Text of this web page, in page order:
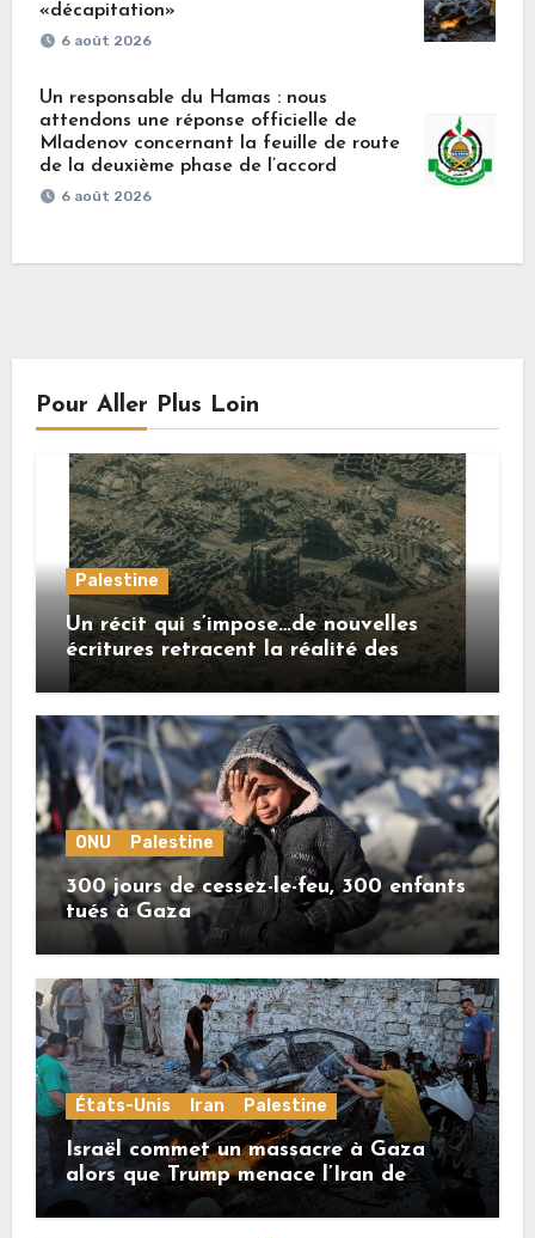
«décapitation»
6 août 2026
Un responsable du Hamas : nous
attendons une réponse officielle de
Mladenov concernant la feuille de route
de la deuxième phase de l’accord
6 août 2026
Pour Aller Plus Loin
Palestine
Un récit qui s’impose…de nouvelles
écritures retracent la réalité des
crimes sionistes à Gaza
ONU Palestine
300 jours de cessez-le-feu, 300 enfants
tués à Gaza
États-Unis Iran Palestine
Israël commet un massacre à Gaza
alors que Trump menace l’Iran de
«décapitation»